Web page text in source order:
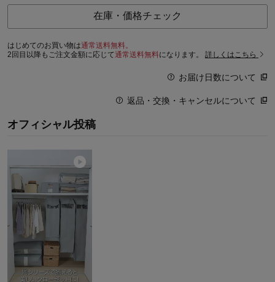
在庫・価格チェック
はじめてのお買い物は通常送料無料。
2回目以降もご注文金額に応じて通常送料無料になります。 詳しくはこちら
お届け日数について
返品・交換・キャンセルについて
オフィシャル投稿